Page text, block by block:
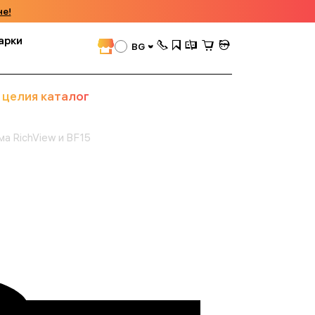
BG
каталог
RichView и BF15